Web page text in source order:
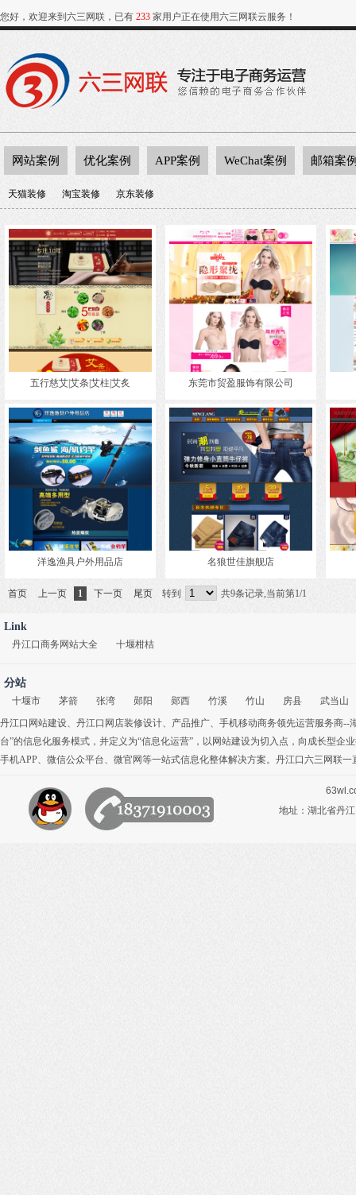
您好，欢迎来到六三网联，已有 233 家用户正在使用六三网联云服务！
网站案例 优化案例 APP案例 WeChat案例 邮箱案
天猫装修 淘宝装修 京东装修
五行慈艾|艾条|艾柱|艾炙 东莞市贸盈服饰有限公司
洋逸渔具户外用品店 名狼世佳旗舰店
首页 上一页 1 下一页 尾页 转到 共9条记录,当前第1/1
Link
丹江口商务网站大全 十堰柑桔
分站
十堰市 茅箭 张湾 郧阳 郧西 竹溪 竹山 房县
武当山
丹江口网站建设、 丹江口网店装修设计、 产品推广、 手机移动商务领先运营服务商--
台”的信息化服务模式，并定义为“信息化运营”，以网站建设为切入点，向成长型企
手机APP、 微信公众平台、 微官网等一站式信息化整体解决方案。丹江口六三网联
地址：湖北省丹